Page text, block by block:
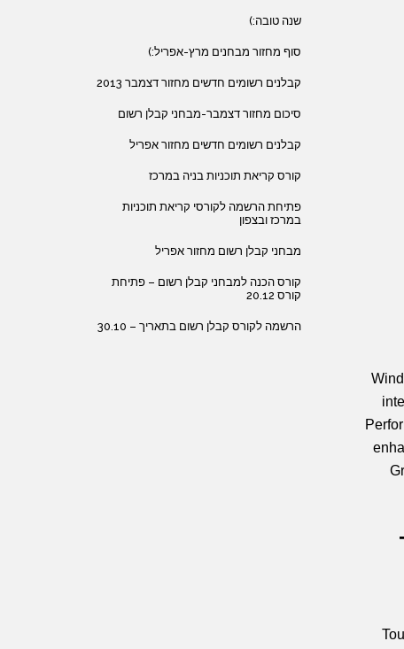
שנה טובה:)
סוף מחזור מבחנים מרץ-אפריל:)
קבלנים רשומים חדשים מחזור דצמבר 2013
סיכום מחזור דצמבר-מבחני קבלן רשום
קבלנים רשומים חדשים מחזור אפריל
קורס קריאת תוכניות בניה במרכז
פתיחת הרשמה לקורסי קריאת תוכניות
במרכז ובצפון
מבחני קבלן רשום מחזור אפריל
קורס הכנה למבחני קבלן רשום – פתיחת
קורס 20.12
הרשמה לקורס קבלן רשום בתאריך – 30.10